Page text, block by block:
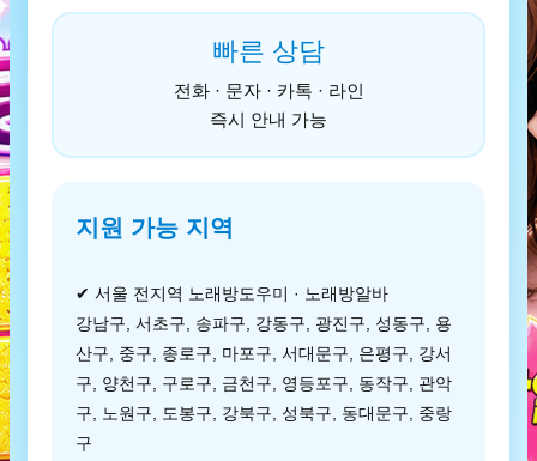
빠른 상담
전화 · 문자 · 카톡 · 라인
즉시 안내 가능
지원 가능 지역
✔ 서울 전지역 노래방도우미 · 노래방알바
강남구, 서초구, 송파구, 강동구, 광진구, 성동구, 용
산구, 중구, 종로구, 마포구, 서대문구, 은평구, 강서
구, 양천구, 구로구, 금천구, 영등포구, 동작구, 관악
구, 노원구, 도봉구, 강북구, 성북구, 동대문구, 중랑
구